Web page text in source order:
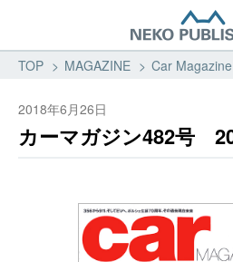
TOP MAGAZINE Car Magazine
2018年6月26日
カーマガジン482号